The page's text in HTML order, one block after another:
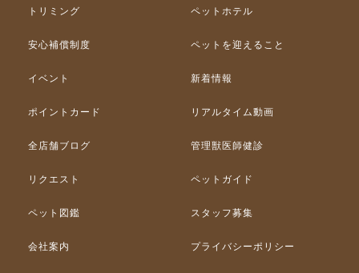
トリミング ペットホテル
安心補償制度 ペットを迎えること
イベント 新着情報
ポイントカード リアルタイム動画
全店舗ブログ 管理獣医師健診
リクエスト ペットガイド
ペット図鑑 スタッフ募集
会社案内 プライバシーポリシー